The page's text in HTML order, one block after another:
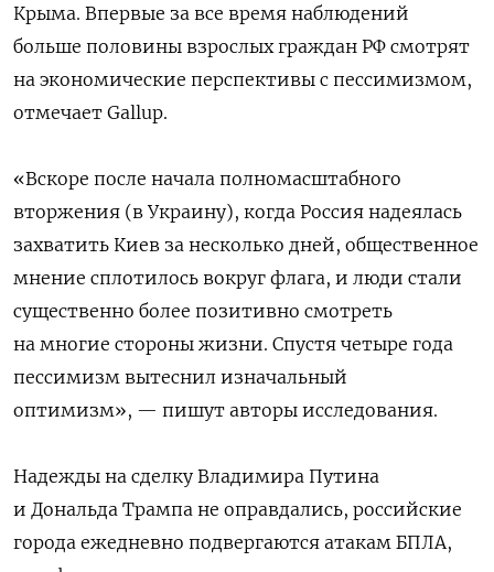
Крыма. Впервые за все время наблюдений
больше половины взрослых граждан РФ смотрят
на экономические перспективы с пессимизмом,
отмечает Gallup.
«Вскоре после начала полномасштабного
вторжения (в Украину), когда Россия надеялась
захватить Киев за несколько дней, общественное
мнение сплотилось вокруг флага, и люди стали
существенно более позитивно смотреть
на многие стороны жизни. Спустя четыре года
пессимизм вытеснил изначальный
оптимизм», — пишут авторы исследования.
Надежды на сделку Владимира Путина
и Дональда Трампа не оправдались, российские
города ежедневно подвергаются атакам БПЛА,